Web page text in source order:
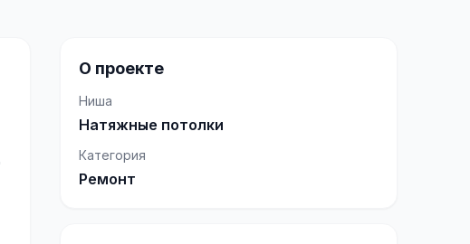
О проекте
Ниша
Натяжные потолки
Категория
Ремонт